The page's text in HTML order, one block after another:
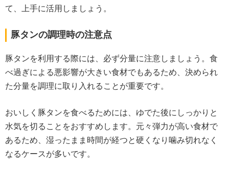
て、上手に活用しましょう。
豚タンの調理時の注意点
豚タンを利用する際には、必ず分量に注意しましょう。食
べ過ぎによる悪影響が大きい食材でもあるため、決められ
た分量を調理に取り入れることが重要です。
おいしく豚タンを食べるためには、ゆでた後にしっかりと
水気を切ることをおすすめします。元々弾力が高い食材で
あるため、湿ったまま時間が経つと硬くなり噛み切れなく
なるケースが多いです。